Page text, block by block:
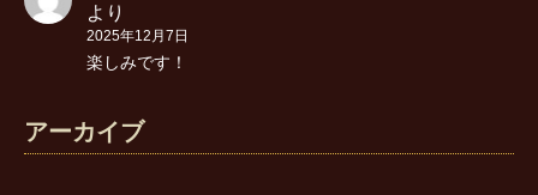
より
2025年12月7日
楽しみです！
アーカイブ